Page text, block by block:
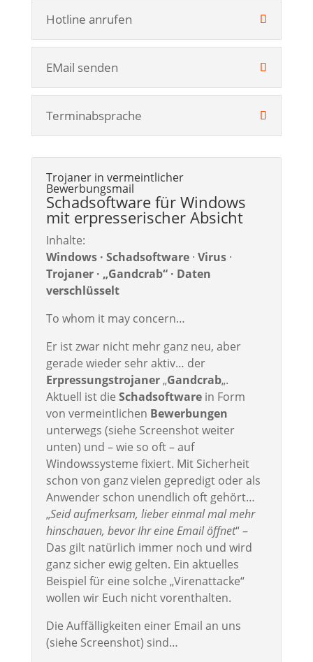
Hotline anrufen
EMail senden
Terminabsprache
Trojaner in vermeintlicher
Bewerbungsmail
Schadsoftware für Windows
mit erpresserischer Absicht
Inhalte:
Windows · Schadsoftware· Virus·
Trojaner · „Gandcrab“ · Daten
verschlüsselt
To whom it may concern…
Er ist zwar nicht mehr ganz neu, aber
gerade wieder sehr aktiv… der
Erpressungstrojaner„Gandcrab„.
Aktuell ist die Schadsoftwarein Form
von vermeintlichen Bewerbungen
unterwegs (siehe Screenshot weiter
unten) und – wie so oft – auf
Windowssysteme fixiert. Mit Sicherheit
schon von ganz vielen gepredigt oder als
Anwender schon unendlich oft gehört…
„Seid aufmerksam, lieber einmal mal mehr
hinschauen, bevor Ihr eine Email öffnet“ –
Das gilt natürlich immer noch und wird
ganz sicher ewig gelten. Ein aktuelles
Beispiel für eine solche „Virenattacke“
wollen wir Euch nicht vorenthalten.
Die Auffälligkeiten einer Email an uns
(siehe Screenshot) sind…